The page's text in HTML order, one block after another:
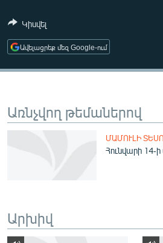
ՄՇԱԿՈՒՅԹ
ՍՊՈՐՏ
ՄԵԿՆԱԲԱՆՈՒԹՅՈՒՆ
ԿՈՐՈՆԱՎԻՐՈՒՍ
ԲԱՆԱՎԵՃ
ՓՈԴՔԱՍԹ
Կիսվել
Ավելացրեք մեզ Google-ում
Առնչվող թեմաներով
ՄԱՄՈՒԼԻ
Հունվարի 14-ի
Արխիվ